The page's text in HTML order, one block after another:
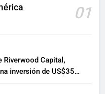
01
Riverwood Capital,
inversión de US$35